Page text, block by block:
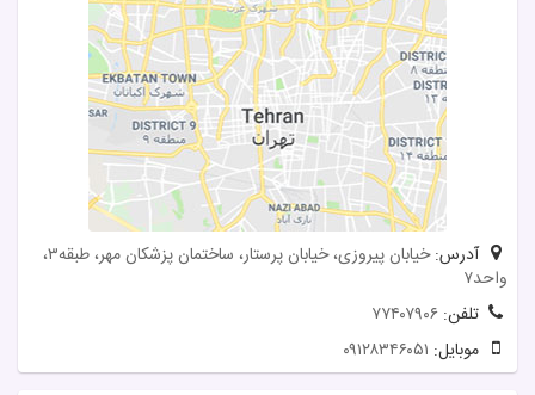
آدرس:
خیابان پیروزی، خیابان پرستار، ساختمان پزشکان مهر، طبقه۳،
واحد۷
تلفن: ۷۷۴۰۷۹۰۶
موبایل: ۰۹۱۲۸۳۴۶۰۵۱